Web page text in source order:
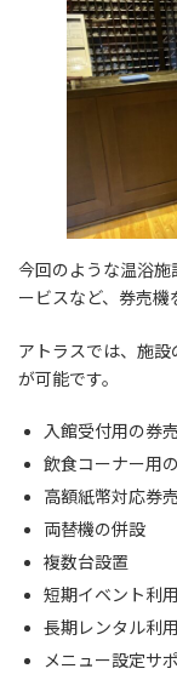
今回のような温浴
ービスなど、券売機
アトラスでは、施
が可能です。
入館受付用の券
飲食コーナー用
高額紙幣対応券
両替機の併設
複数台設置
短期イベント利用
長期レンタル利用
メニュー設定サ